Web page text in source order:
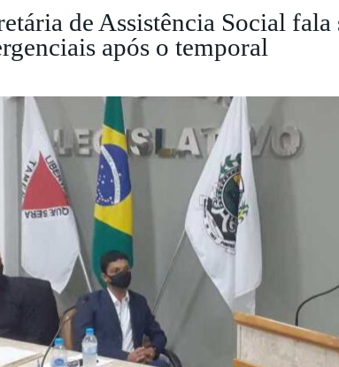
de Assistência Social fala
após o temporal